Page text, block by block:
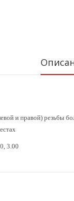
и правой) резьбы
3.00